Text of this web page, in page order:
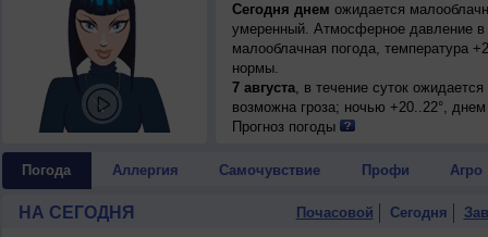
Сегодня днем ожидается
умеренный. Атмосферное давление
малооблачная погода, температура
нормы.
7 августа, в течение суток
возможна гроза; ночью +20..22°,
Прогноз погоды
Погода Аллергия Самочувствие Профи Агро
НА СЕГОДНЯ Почасовой Сегодня